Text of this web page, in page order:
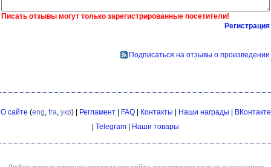
Писать отзывы могут только зарегистрированные посетители!
Регистрация
Подписаться на отзывы о произведении
О сайте (eng fra укр) | Регламент| FAQ| Контакты | Наши награды | ВКонтакте
| Telegram | Наши товары